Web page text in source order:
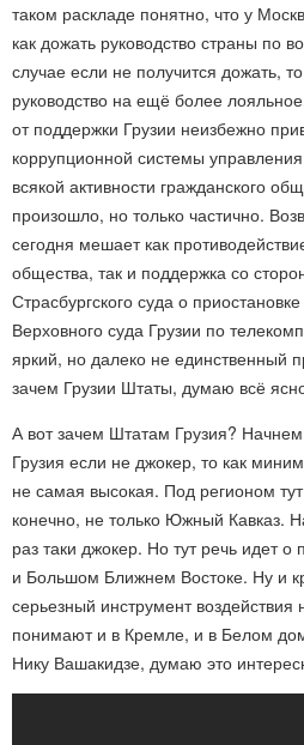
таком раскладе понятно, что у
как дожать руководство страны по
случае если не получится дожать,
руководство на ещё более
от поддержки Грузии неизбежно
коррупционной системы
всякой активности гражданского
произошло, но только частично.
сегодня мешает как
общества, так и поддержка со
Страсбургского суда о
Верховного суда Грузии по
яркий, но далеко не единственный
зачем Грузии Штаты, думаю всё
А вот зачем Штатам Грузия? Начнем
Грузия если не джокер, то как
не самая высокая. Под регионом
конечно, не только Южный Кавказ.
раз таки джокер. Но тут речь идет о
и Большом Ближнем Востоке. Ну и
серьезный инструмент
понимают и в Кремле, и в Белом
Нику Вашакидзе, думаю это